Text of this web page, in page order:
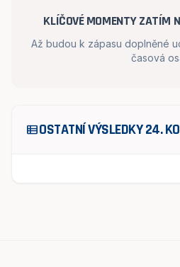
KLÍČOVÉ MOMENTY ZATÍM
Až budou k zápasu doplněné
časová
view_listOSTATNÍ VÝSLEDKY 24.